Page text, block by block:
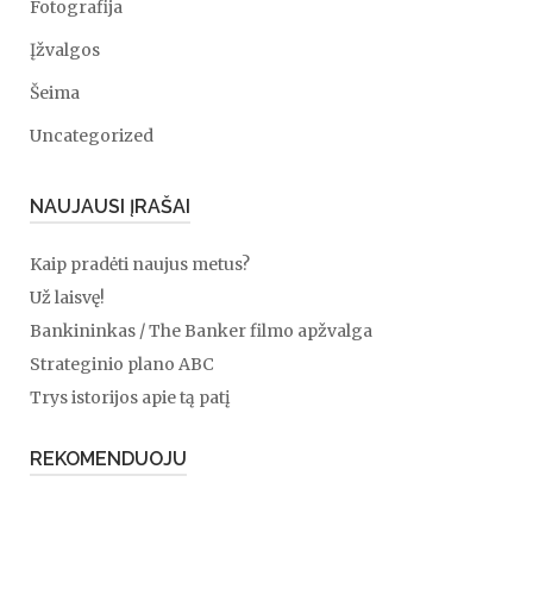
Fotografija
Įžvalgos
Šeima
Uncategorized
NAUJAUSI ĮRAŠAI
Kaip pradėti naujus metus?
Už laisvę!
Bankininkas / The Banker filmo apžvalga
Strateginio plano ABC
Trys istorijos apie tą patį
REKOMENDUOJU